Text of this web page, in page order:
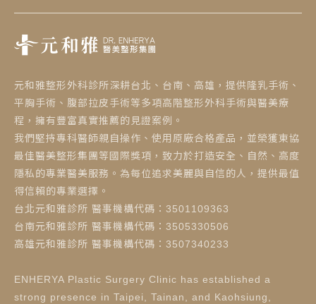
元和雅整形外科診所深耕台北、台南、高雄，提供隆乳手術、
平胸手術、腹部拉皮手術等多項高階整形外科手術與醫美療
程，擁有豐富真實推薦的見證案例。
我們堅持專科醫師親自操作、使用原廠合格產品，並榮獲東協
最佳醫美整形集團等國際獎項，致力於打造安全、自然、高度
隱私的專業醫美服務。為每位追求美麗與自信的人，提供最值
得信賴的專業選擇。
台北元和雅診所 醫事機構代碼：3501109363
台南元和雅診所 醫事機構代碼：3505330506
高雄元和雅診所 醫事機構代碼：3507340233
ENHERYA Plastic Surgery Clinic has established a
strong presence in Taipei, Tainan, and Kaohsiung,